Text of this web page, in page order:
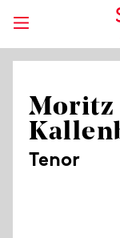
Moritz
Tenor